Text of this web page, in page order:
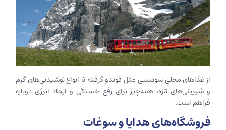
از غذاهای محلی سوئیسی مثل فوندو گرفته تا انواع نوشیدنی‌های گرم
و شیرینی‌های تازه، همه‌چیز برای رفع خستگی و ایجاد انرژی دوباره
فراهم است.
فروشگاه‌های هدایا و سوغات